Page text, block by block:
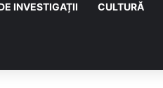
INVESTIGAȚII CULTURĂ